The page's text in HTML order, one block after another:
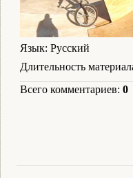
Язык: Русский
Длительность
Всего комментариев: 0